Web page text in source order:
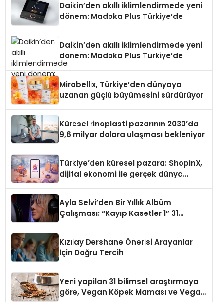
Daikin’den akıllı iklimlendirmede yeni
dönem: Madoka Plus Türkiye’de
Daikin’den akıllı iklimlendirmede yeni
dönem: Madoka Plus Türkiye’de
Mirabellix, Türkiye’den dünyaya
uzanan güçlü büyümesini sürdürüyor
Küresel rinoplasti pazarının 2030’da
9,6 milyar dolara ulaşması bekleniyor
Türkiye’den küresel pazara: ShopinX,
dijital ekonomi ile gerçek dünya
Ayla Selvi’den Bir Yıllık Albüm
Çalışması: “Kayıp Kasetler 1” 31
Kızılay Dershane Önerisi Arayanlar
İçin Doğru Tercih
Yeni yapilan 31 bilimsel araştırmaya
göre, Vegan Köpek Maması ve Vegan